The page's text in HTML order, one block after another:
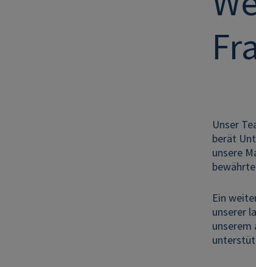
Unser
berät
unsere
Ein
unserer
unserem